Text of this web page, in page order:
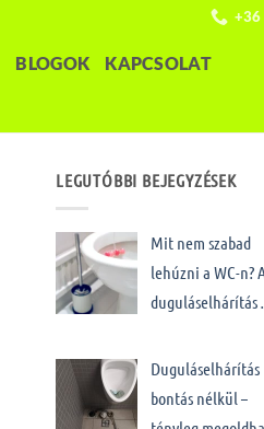
BLOGOK
KAPCSOLAT
LEGUTÓBBI BEJEGYZÉSEK
Mit nem szabad
lehúzni a WC-n?
duguláselhárítás …
Duguláselhárítás
bontás nélkül –